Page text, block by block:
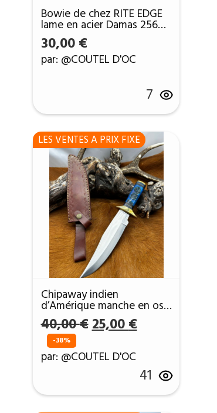
Bowie de chez RITE EDGE
lame en acier Damas 256
couches ref B231
30,00 €
par: @COUTEL D'OC
7
LES VENTES A PRIX FIXE
Chipaway indien
d’Amérique manche en os
de Buffalo tailler ref CHIP3
40,00€ Le
initial
était :
40,00 €.
25,00€Le
est :
25,00 €.
-38%
par: @COUTEL D'OC
41